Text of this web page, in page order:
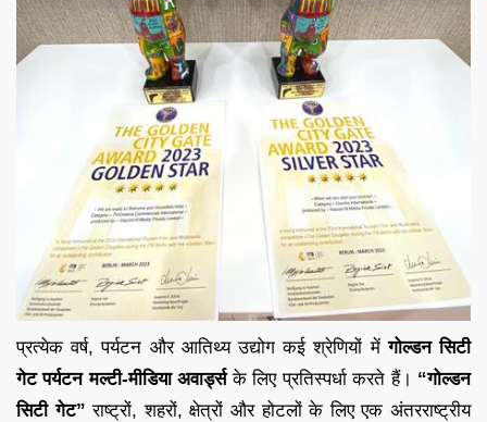
प्रत्येक वर्ष, पर्यटन और आतिथ्य उद्योग कई श्रेणियों मेंगोल्डन सिटी
गेट पर्यटन मल्टी-मीडिया अवार्ड्सके लिए प्रतिस्पर्धा करते हैं। “गोल्डन
सिटी गेट” राष्ट्रों, शहरों, क्षेत्रों और होटलों के लिए एक अंतरराष्ट्रीय